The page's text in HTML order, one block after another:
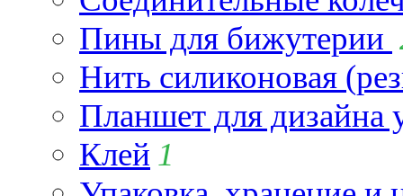
Пины для бижутерии
Нить силиконовая
Планшет для
Клей 1